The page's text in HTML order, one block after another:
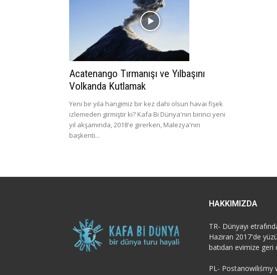
Acatenango Tırmanışı ve Yılbaşını
Volkanda Kutlamak
Yeni bir yıla hangimiz bir kez dahi olsun havai fişek
izlemeden girmiştir ki? Kafa Bi Dünya'nın birinci yeni
yıl akşamında, 2018'e girerken, Malezya'nın
başkenti...
HAKKIMIZDA
TR- Dünyayı
Haziran 2017'de
batıdan evimize geri
PL- Postanowiliśmy